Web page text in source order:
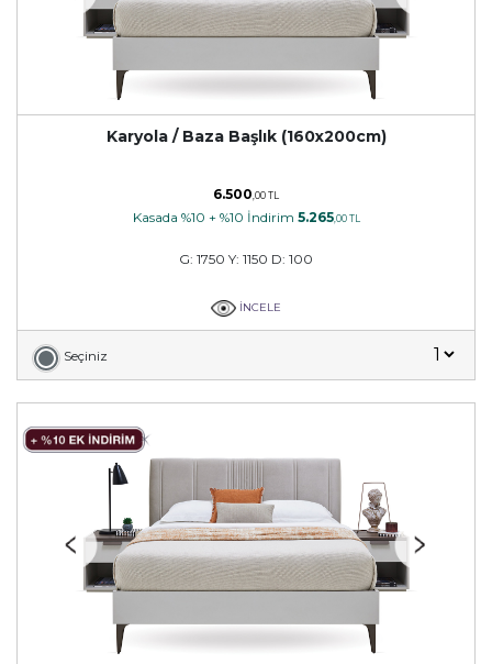
Karyola / Baza Başlık (160x200cm)
6.500,00 TL
Kasada %10 + %10 İndirim 5.265,00 TL
G: 1750 Y: 1150 D: 100
İNCELE
Seçiniz